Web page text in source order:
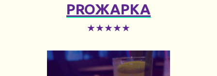
PROЖАРКА
★★★★★